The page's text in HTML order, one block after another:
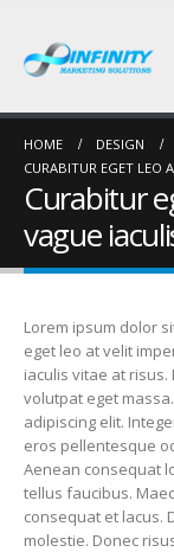
HOME
DESIGN
CURABITUR EGET LEO
Curabitur
vague
Lorem ipsum dolor
eget leo at velit
iaculis vitae at
volutpat eget
adipiscing elit.
eros pellentesque
Aenean consequat
tellus faucibus.
consequat et lacus.
molestie. Donec